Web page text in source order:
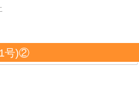
号)②